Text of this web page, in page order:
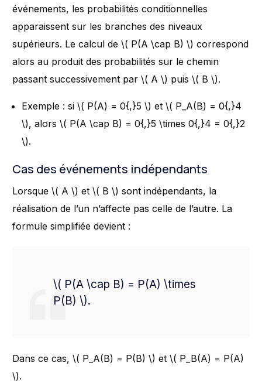
événements, les probabilités conditionnelles
apparaissent sur les branches des niveaux
supérieurs. Le calcul de \( P(A \cap B) \) correspond
alors au produit des probabilités sur le chemin
passant successivement par \( A \) puis \( B \).
Exemple : si \( P(A) = 0{,}5 \) et \( P_A(B) = 0{,}4
\), alors \( P(A \cap B) = 0{,}5 \times 0{,}4 = 0{,}2
\).
Cas des événements indépendants
Lorsque \( A \) et \( B \) sont indépendants, la
réalisation de l’un n’affecte pas celle de l’autre. La
formule simplifiée devient :
\( P(A \cap B) = P(A) \times
P(B) \).
Dans ce cas, \( P_A(B) = P(B) \) et \( P_B(A) = P(A)
\).